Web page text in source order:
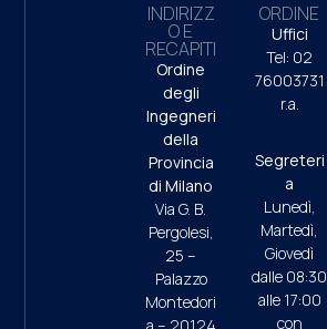
INDIRIZZ
O E
RECAPITI
Ordine
degli
Ingegneri
della
Provincia
di Milano
Via G. B.
Pergolesi,
25 –
Palazzo
Montedori
ORDINE
Uffici
Tel: 02
76003731
r.a.
Segreteri
a
Lunedì,
Martedì,
Giovedì
dalle 08:30
alle 17:00
con